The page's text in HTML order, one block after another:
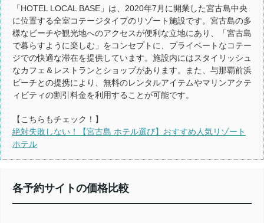
「HOTEL LOCAL BASE」は、2020年7月に開業した宮古島中央
に位置する全室コテージタイプのリゾート施設です。宮古島の多
様なビーチや観光地へのアクセスが便利な立地にあり、「宮古島
で暮らすように楽しむ」をコンセプトに、プライベートなコテー
ジでの快適な滞在を提供しています。施設内にはスタイリッシュ
なカフェ＆レストランとショップがあります。また、与那覇前浜
ビーチとの提携により、無料のレンタルアイテムやマリンアクテ
ィビティの割引料金を利用することが可能です。
【こちらもチェック！】
絶対失敗しない！【宮古島 ホテル選び】おすすめ人気リゾート
ホテル
各予約サイトの価格比較